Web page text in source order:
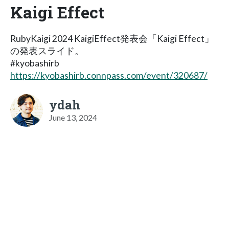
Kaigi Effect
RubyKaigi 2024 KaigiEffect発表会「Kaigi Effect」
の発表スライド。
#kyobashirb
https://kyobashirb.connpass.com/event/320687/
ydah
June 13, 2024